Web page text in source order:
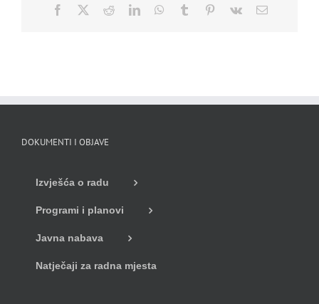
Facebook RedditLinkedInWhatsApp
Tumblr Pinterest
Vk Email
DOKUMENTI I OBJAVE
Izvješća o radu
Programi i planovi
Javna nabava
Natječaji za radna mjesta